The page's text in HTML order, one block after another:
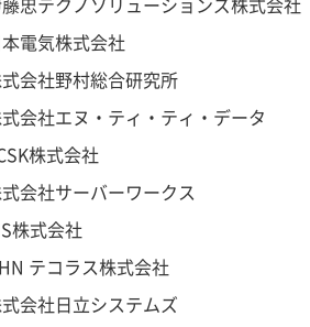
電気株式会社
会社野村総合研究所
会社エヌ・ティ・ティ・データ
株式会社
会社サーバーワークス
株式会社
テコラス株式会社
会社日立システムズ